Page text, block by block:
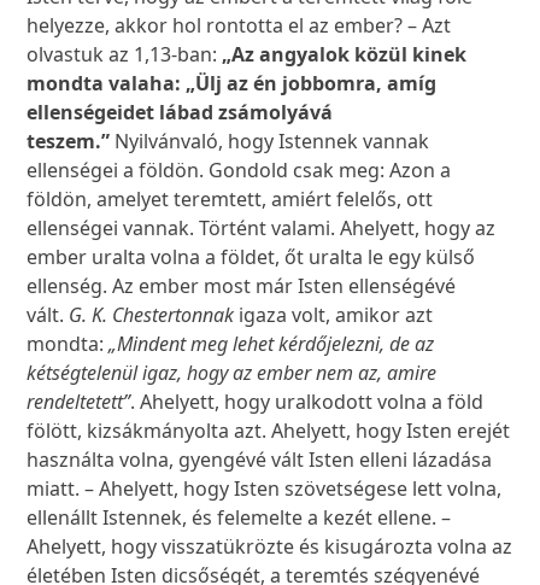
helyezze, akkor hol rontotta el az ember? – Azt
olvastuk az 1,13-ban: „Az angyalok közül kinek
mondta valaha: „Ülj az én jobbomra, amíg
ellenségeidet lábad zsámolyává
teszem.” Nyilvánvaló, hogy Istennek vannak
ellenségei a földön. Gondold csak meg: Azon a
földön, amelyet teremtett, amiért felelős, ott
ellenségei vannak. Történt valami. Ahelyett, hogy az
ember uralta volna a földet, őt uralta le egy külső
ellenség. Az ember most már Isten ellenségévé
vált. G. K. Chestertonnak igaza volt, amikor azt
mondta:„Mindent meg lehet kérdőjelezni, de az
kétségtelenül igaz, hogy az ember nem az, amire
rendeltetett”. Ahelyett, hogy uralkodott volna a föld
fölött, kizsákmányolta azt. Ahelyett, hogy Isten erejét
használta volna, gyengévé vált Isten elleni lázadása
miatt. – Ahelyett, hogy Isten szövetségese lett volna,
ellenállt Istennek, és felemelte a kezét ellene. –
Ahelyett, hogy visszatükrözte és kisugározta volna az
életében Isten dicsőségét, a teremtés szégyenévé